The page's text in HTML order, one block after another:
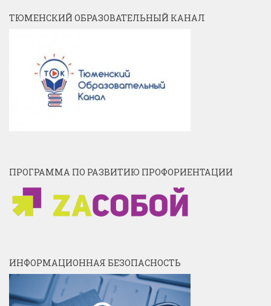
ТЮМЕНСКИЙ ОБРАЗОВАТЕЛЬНЫЙ КАНАЛ
ПРОГРАММА ПО РАЗВИТИЮ ПРОФОРИЕНТАЦИИ
ИНФОРМАЦИОННАЯ БЕЗОПАСНОСТЬ